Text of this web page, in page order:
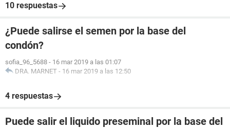
10 respuestas
¿Puede salirse el semen por la base del
condón?
sofia_96_5688 - 16 mar 2019 a las 01:07
DRA. MARNET - 16 mar 2019 a las 12:50
4 respuestas
Puede salir el liquido preseminal por la base del